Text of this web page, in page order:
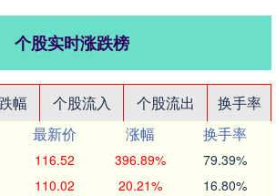
个股实时涨跌榜
幅 个股流入 个股流出
换手率
最新价 涨幅
换手率
116.52 396.89% 79.39%
110.02 20.21% 16.80%